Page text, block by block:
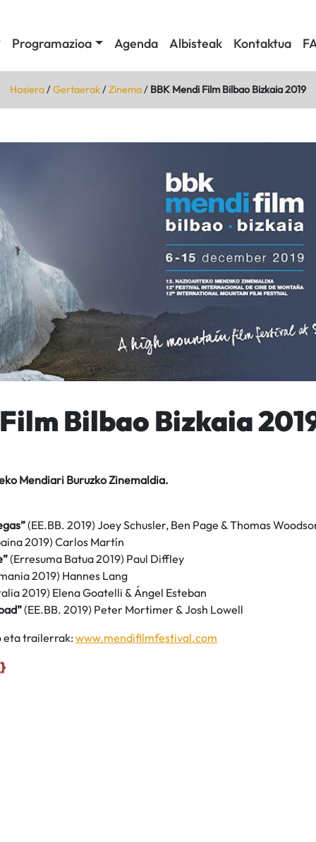
Programazioa Agenda Albisteak Kontaktua
Hasiera/Gertaerak/Zinema/ BBK Mendi Film Bilbao Bizkaia 2019
Bilbao Bizkaia
Mendiari Buruzko Zinemaldia.
(EE.BB. 2019) Joey Schusler, Ben Page & Thomas
2019) Carlos Martín
(Erresuma Batua 2019) Paul Diffley
2019) Hannes Lang
2019) Elena Goatelli & Ángel Esteban
(EE.BB. 2019) Peter Mortimer & Josh Lowell
eta trailerrak: www.mendifilmfestival.com